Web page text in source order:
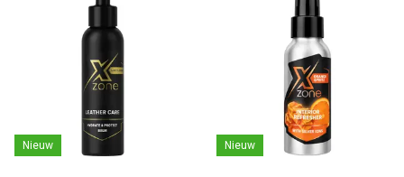
Nieuw Nieuw